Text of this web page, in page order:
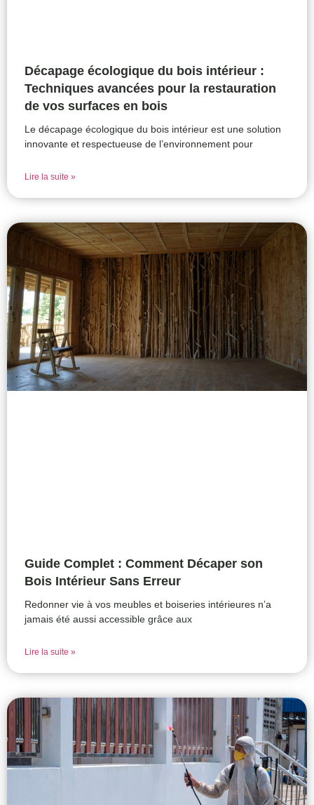
Décapage écologique du bois intérieur :
Techniques avancées pour la restauration
de vos surfaces en bois
Le décapage écologique du bois intérieur est une solution
innovante et respectueuse de l’environnement pour
Lire la suite »
Guide Complet : Comment Décaper son
Bois Intérieur Sans Erreur
Redonner vie à vos meubles et boiseries intérieures n’a
jamais été aussi accessible grâce aux
Lire la suite »